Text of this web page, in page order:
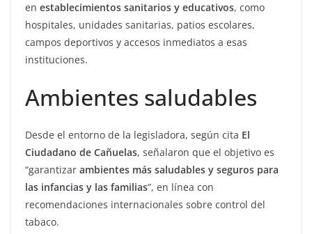
en establecimientos sanitarios y educativos, como
hospitales, unidades sanitarias, patios escolares,
campos deportivos y accesos inmediatos a esas
instituciones.
Ambientes saludables
Desde el entorno de la legisladora, según cita El
Ciudadano de Cañuelas, señalaron que el objetivo es
“garantizar ambientes más saludables y seguros para
las infancias y las familias”, en línea con
recomendaciones internacionales sobre control del
tabaco.